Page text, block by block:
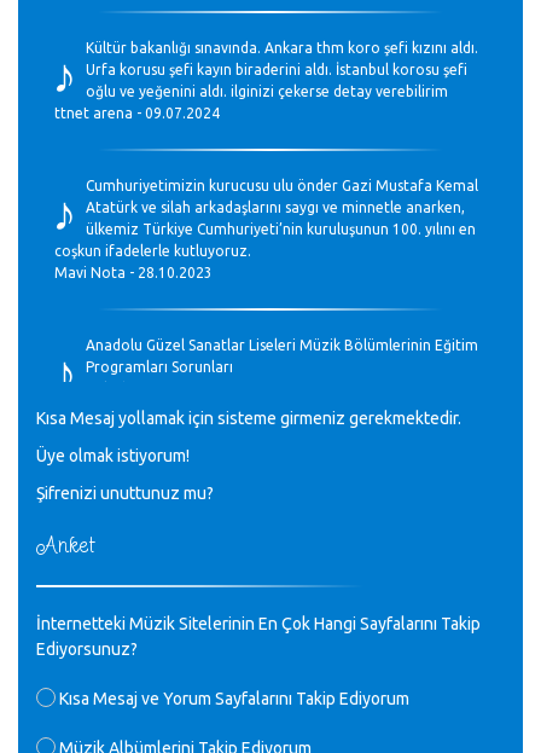
♪
Kültür bakanlığı sınavında. Ankara thm koro şefi kızını aldı.
Urfa korusu şefi kayın biraderini aldı. İstanbul korosu şefi
oğlu ve yeğenini aldı. ilginizi çekerse detay verebilirim
ttnet arena - 09.07.2024
♪
Cumhuriyetimizin kurucusu ulu önder Gazi Mustafa Kemal
Atatürk ve silah arkadaşlarını saygı ve minnetle anarken,
ülkemiz Türkiye Cumhuriyeti’nin kuruluşunun 100. yılını en
coşkun ifadelerle kutluyoruz.
Mavi Nota - 28.10.2023
♪
Anadolu Güzel Sanatlar Liseleri Müzik Bölümlerinin Eğitim
Programları Sorunları
♪
GEÇMİŞ OLSUN TÜRKİYE!
Mavi Nota - 07.02.2023
♪
30 yıl sonra karşılaşmak çok güzel Kurtuluş, teveccüh
M.Semih Baylan - 08.01.2023
♪
Değerli Müfit hocama en içten sevgi saygılarımı iletin
yaptım.1994 yılında derginin bu daldaki ödülüne layık
Kısa Mesaj yollamak için sisteme girmeniz gerekmektedir.
Üye olmak istiyorum!
Şifrenizi unuttunuz mu?
Anket
İnternetteki Müzik Sitelerinin En Çok Hangi Sayfalarını Takip
Ediyorsunuz?
Kısa Mesaj ve Yorum Sayfalarını Takip Ediyorum
Müzik Albümlerini Takip Ediyorum